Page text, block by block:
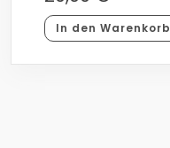
In den Warenkorb